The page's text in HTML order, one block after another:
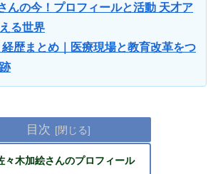
んの今！プロフィールと活動 天才ア
る世界
経歴まとめ｜医療現場と教育改革をつ
目次
々木加絵さんのプロフィール